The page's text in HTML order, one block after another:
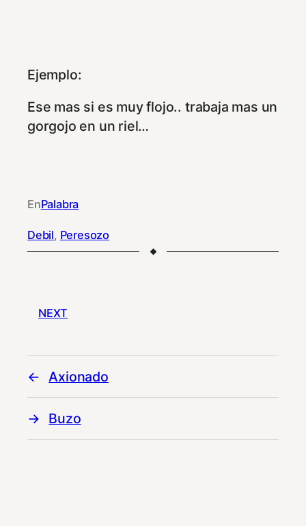
Ejemplo:
Ese mas si es muy flojo.. trabaja mas un
gorgojo en un riel…
EnPalabra
Debil, Peresozo
NEXT
Axionado
Buzo